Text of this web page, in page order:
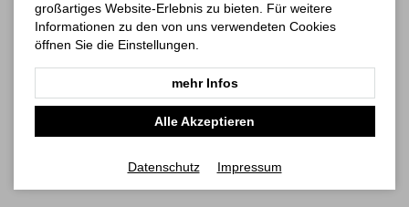
großartiges Website-Erlebnis zu bieten. Für weitere
Informationen zu den von uns verwendeten Cookies
öffnen Sie die Einstellungen.
mehr Infos
Alle Akzeptieren
Datenschutz Impressum